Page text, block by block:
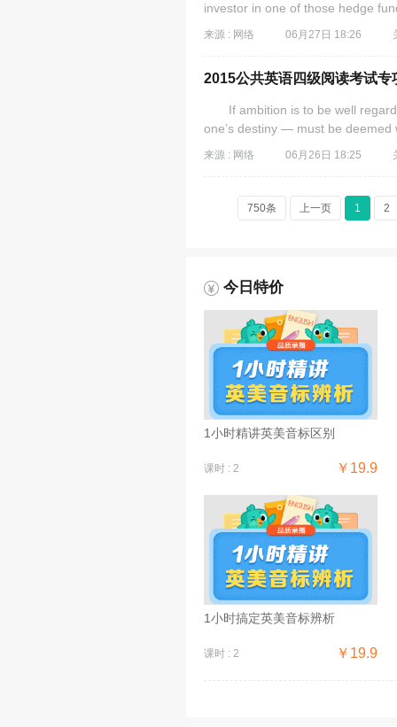
investor in one of those hedge
来源 : 网络 06月27日 18:26
2015公共英语四级阅读考试专
If ambition is to be well
one’s destiny — must be deemed
来源 : 网络 06月26日 18:25
750条 上一页 1 2
今日特价
1小时精讲英美音标区别
课时 : 2 ￥19.9
1小时搞定英美音标辨析
课时 : 2 ￥19.9